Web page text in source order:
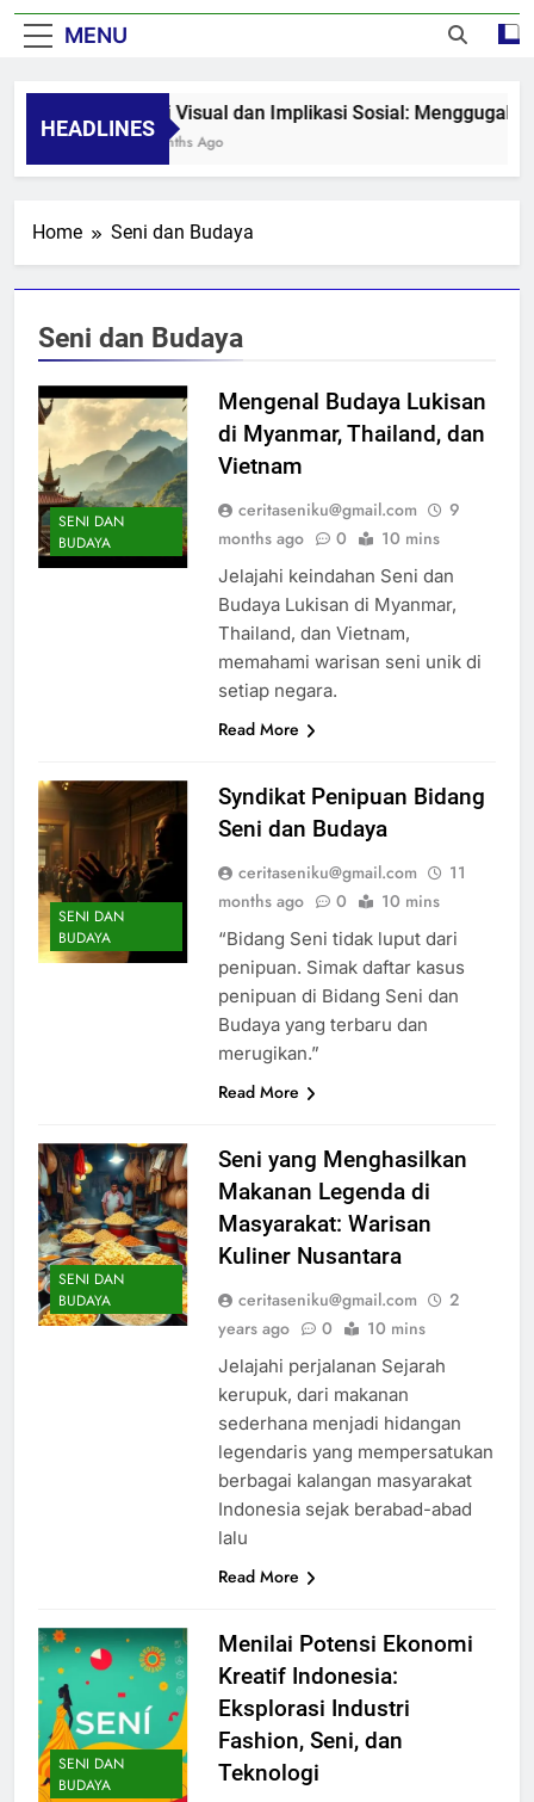
MENU
HEADLINES
Seni Visual dan Implikasi Sosial: Menggugah
8 Months Ago
Home Seni dan Budaya
Seni dan Budaya
SENI DAN
BUDAYA
Mengenal Budaya Lukisan
di Myanmar, Thailand, dan
Vietnam
ceritaseniku@gmail.com
9
months ago
0 10 mins
Jelajahi keindahan Seni dan
Budaya Lukisan di Myanmar,
Thailand, dan Vietnam,
memahami warisan seni unik di
setiap negara.
Read More
SENI DAN
BUDAYA
Syndikat Penipuan Bidang
Seni dan Budaya
ceritaseniku@gmail.com
11
months ago
0 10 mins
“Bidang Seni tidak luput dari
penipuan. Simak daftar kasus
penipuan di Bidang Seni dan
Budaya yang terbaru dan
merugikan.”
Read More
SENI DAN
BUDAYA
Seni yang Menghasilkan
Makanan Legenda di
Masyarakat: Warisan
Kuliner Nusantara
ceritaseniku@gmail.com
2
years ago
0 10 mins
Jelajahi perjalanan Sejarah
kerupuk, dari makanan
sederhana menjadi hidangan
legendaris yang mempersatukan
berbagai kalangan masyarakat
Indonesia sejak berabad-abad
lalu
Read More
SENI DAN
BUDAYA
Menilai Potensi Ekonomi
Kreatif Indonesia:
Eksplorasi Industri
Fashion, Seni, dan
Teknologi